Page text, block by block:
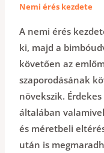
Nemi érés kezdete
A nemi érés
ki, majd a
követően az
szaporodásának
növekszik.
általában
és méretbeli
után is